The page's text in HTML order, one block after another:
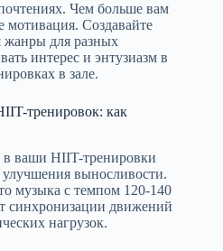
Чем больше вам
мотивация. Создавайте
жанры для разных
интерес и энтузиазм в
в зале.
тренировок: как
ваши HIIT-тренировки
выносливости.
музыка с темпом 120-140
синхронизации движений
нагрузок.